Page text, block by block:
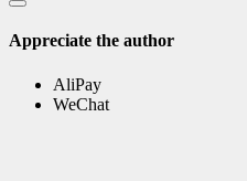
Appreciate the author
AliPay
WeChat